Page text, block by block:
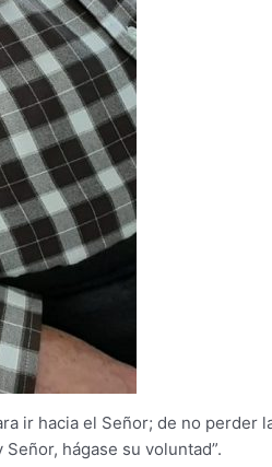
ir hacia el Señor; de no perder
hágase su voluntad”.